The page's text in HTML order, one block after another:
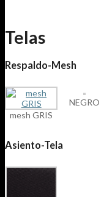
Telas
Respaldo-Mesh
mesh GRIS
NEGRO
Asiento-Tela